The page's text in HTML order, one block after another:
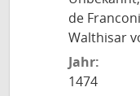
de
Walthisar
Jahr:
1474